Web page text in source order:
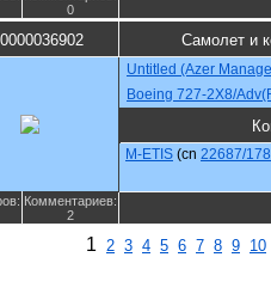
0
0000036902 Самолет и
Untitled (Azer
Boeing 727-2X8/
M-ETIS (cn 22687/
Комментариев:
2
1 2 3 4 5 6 7 8 9 10